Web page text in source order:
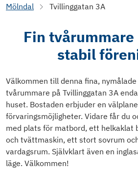
Mölndal
Tvillinggatan 3A
Fin
stabil
Välkommen till denna fina,
tvårummare på Tvillinggatan 3A
huset. Bostaden erbjuder en
förvaringsmöjligheter. Vidare får du
med plats för matbord, ett helkaklat
och tvättmaskin, ett stort sovrum
vardagsrum. Självklart även en
läge. Välkommen!